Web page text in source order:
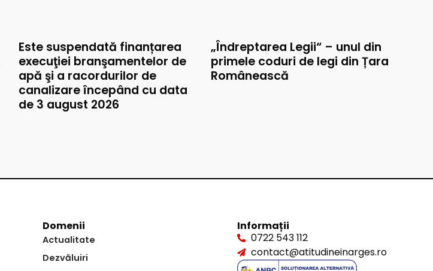
Este suspendată finanțarea
execuţiei branşamentelor de
apă şi a racordurilor de
canalizare începând cu data
de 3 august 2026
„Îndreptarea Legii“ – unul din
primele coduri de legi din Țara
Românească
Domenii
Actualitate
Dezvăluiri
Informații
0722 543 112
contact@atitudineinarges.ro